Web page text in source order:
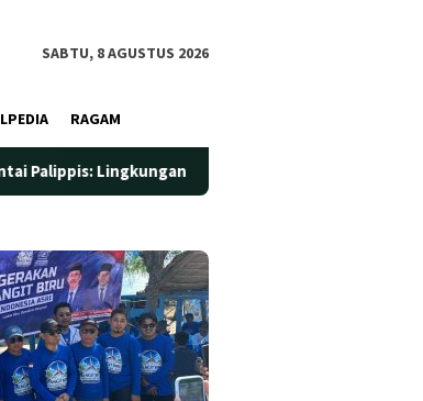
SABTU, 8 AGUSTUS 2026
RAGAM
Lingkungan dan Kesehatan Jadi Prioritas
Perdana Operasi Zebra